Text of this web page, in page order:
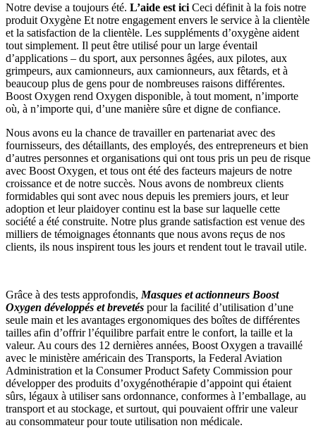
Notre devise a toujours été. L’aide est ici Ceci définit à la fois notre
produit Oxygène Et notre engagement envers le service à la clientèle
et la satisfaction de la clientèle. Les suppléments d’oxygène aident
tout simplement. Il peut être utilisé pour un large éventail
d’applications – du sport, aux personnes âgées, aux pilotes, aux
grimpeurs, aux camionneurs, aux camionneurs, aux fêtards, et à
beaucoup plus de gens pour de nombreuses raisons différentes.
Boost Oxygen rend Oxygen disponible, à tout moment, n’importe
où, à n’importe qui, d’une manière sûre et digne de confiance.
Nous avons eu la chance de travailler en partenariat avec des
fournisseurs, des détaillants, des employés, des entrepreneurs et bien
d’autres personnes et organisations qui ont tous pris un peu de risque
avec Boost Oxygen, et tous ont été des facteurs majeurs de notre
croissance et de notre succès. Nous avons de nombreux clients
formidables qui sont avec nous depuis les premiers jours, et leur
adoption et leur plaidoyer continu est la base sur laquelle cette
société a été construite. Notre plus grande satisfaction est venue des
milliers de témoignages étonnants que nous avons reçus de nos
clients, ils nous inspirent tous les jours et rendent tout le travail utile.
Grâce à des tests approfondis, Masques et actionneurs Boost
Oxygen développés et brevetés pour la facilité d’utilisation d’une
seule main et les avantages ergonomiques des boîtes de différentes
tailles afin d’offrir l’équilibre parfait entre le confort, la taille et la
valeur. Au cours des 12 dernières années, Boost Oxygen a travaillé
avec le ministère américain des Transports, la Federal Aviation
Administration et la Consumer Product Safety Commission pour
développer des produits d’oxygénothérapie d’appoint qui étaient
sûrs, légaux à utiliser sans ordonnance, conformes à l’emballage, au
transport et au stockage, et surtout, qui pouvaient offrir une valeur
au consommateur pour toute utilisation non médicale.